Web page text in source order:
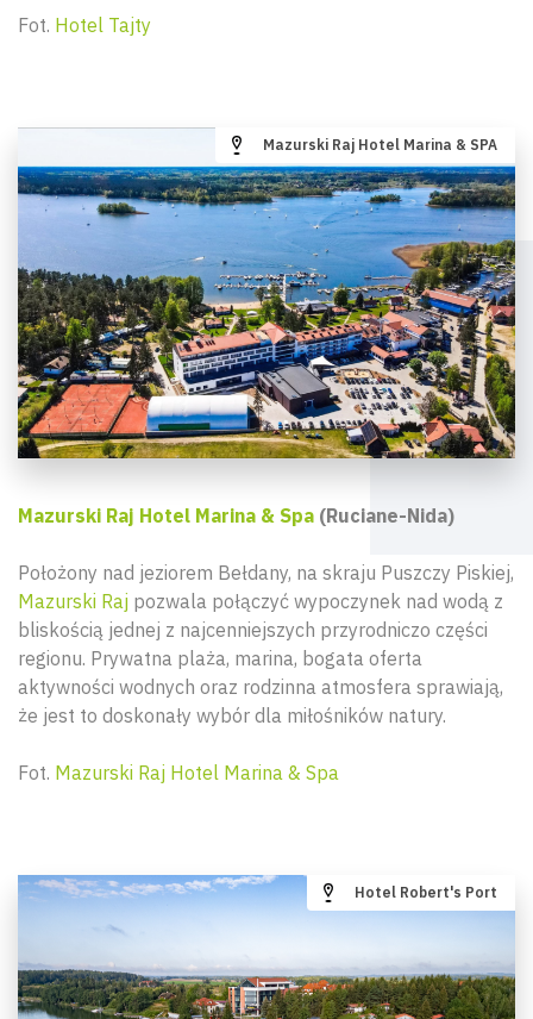
Fot. Hotel Tajty
Mazurski Raj Hotel Marina & Spa (Ruciane-Nida)
Położony nad jeziorem Bełdany, na skraju Puszczy Piskiej,
Mazurski Raj pozwala połączyć wypoczynek nad wodą z
bliskością jednej z najcenniejszych przyrodniczo części
regionu. Prywatna plaża, marina, bogata oferta
aktywności wodnych oraz rodzinna atmosfera sprawiają,
że jest to doskonały wybór dla miłośników natury.
Fot. Mazurski Raj Hotel Marina & Spa
Mazurski Raj Hotel Marina & SPA
Hotel Robert's Port